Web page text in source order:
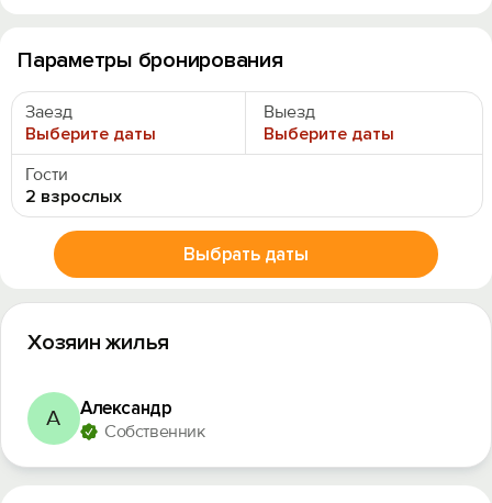
Параметры бронирования
Заезд
Выберите даты
Выезд
Выберите даты
Гости
2 взрослых
Выбрать даты
Хозяин жилья
А Александр
Собственник